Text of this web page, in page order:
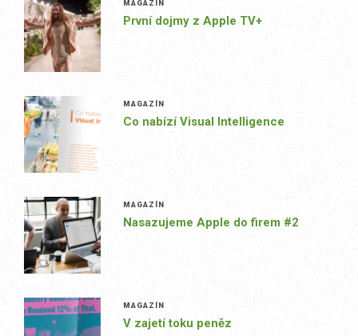
MAGAZÍN
První dojmy z Apple TV+
MAGAZÍN
Co nabízí Visual Intelligence
MAGAZÍN
Nasazujeme Apple do firem #2
MAGAZÍN
V zajetí toku peněz